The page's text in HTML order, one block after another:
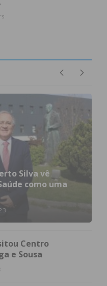
Silva vê
como uma
Centro
e Sousa